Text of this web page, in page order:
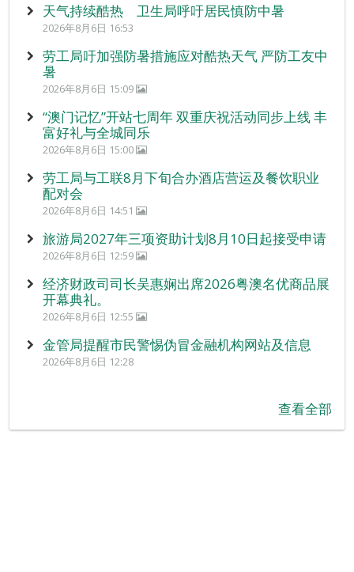
天气持续酷热 卫生局呼吁居民慎防中暑
2026年8月6日 16:53
劳工局吁加强防暑措施应对酷热天气 严防工友中
暑
2026年8月6日 15:09
“澳门记忆”开站七周年 双重庆祝活动同步上线 丰
富好礼与全城同乐
2026年8月6日 15:00
劳工局与工联8月下旬合办酒店营运及餐饮职业
配对会
2026年8月6日 14:51
旅游局2027年三项资助计划8月10日起接受申请
2026年8月6日 12:59
经济财政司司长吴惠娴出席2026粤澳名优商品展
开幕典礼。
2026年8月6日 12:55
金管局提醒市民警惕伪冒金融机构网站及信息
2026年8月6日 12:28
查看全部